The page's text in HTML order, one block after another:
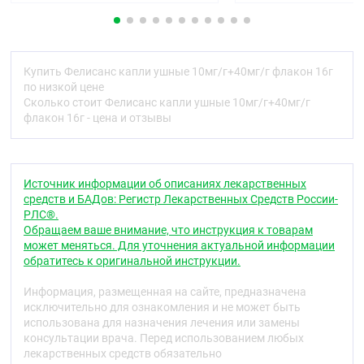
нежелательные реакции, в том числе на не
через 2–3 дня. Вам следует обратиться к врачу.
Содержание листка-вкладыша
О чём следует знать перед применением
препарата Фелисанс.
Применение препарата Фелисанс.
Возможные нежелательные реакции.
Хранение препарата Фелисанс.
Содержимое упаковки и прочие сведения.
1. Что из себя представляет препарат
Фелисанс, и для чего его применяют
Препарат Фелисанс содержит два действующих
вещества: лидокаина гидрохлорид и феназон.
которые действуют совместно, но посредством
разных механизмов: лидокаина гидрохлорид
Купить Фелисанс капли ушные 10мг/г+40мг/г флакон 16г
по низкой цене
Сколько стоит Фелисанс капли ушные 10мг/г+40мг/г
флакон 16г - цена и отзывы
Источник информации об описаниях лекарственных
средств и БАДов: Регистр Лекарственных Средств России-
РЛС®.
Обращаем ваше внимание, что инструкция к товарам
может меняться. Для уточнения актуальной информации
обратитесь к оригинальной инструкции.
Информация, размещенная на сайте, предназначена
исключительно для ознакомления и не может быть
использована для назначения лечения или замены
консультации врача. Перед использованием любых
лекарственных средств обязательно